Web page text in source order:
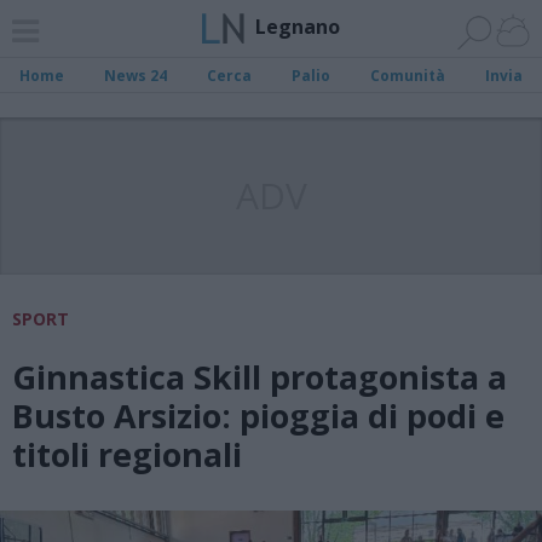
Legnano
Home News 24 Cerca Palio Comunità Invia
SPORT
Ginnastica Skill protagonista a
Busto Arsizio: pioggia di podi e
titoli regionali